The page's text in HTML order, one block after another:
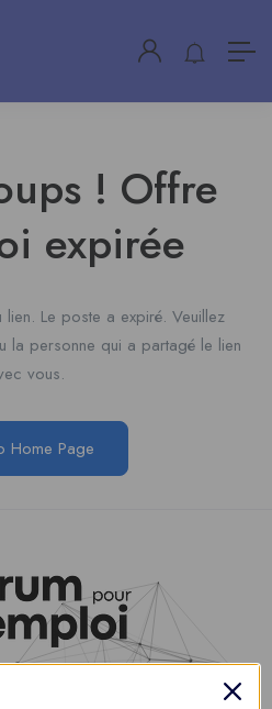
! Offre
expirée
Le poste a expiré. Veuillez
la personne qui a partagé le lien
vous.
Home Page